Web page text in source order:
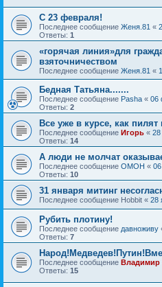
C 23 февраля!
Последнее сообщение Женя.81 «
Ответы: 1
«горячая линия»для
взяточничеством
Последнее сообщение Женя.81 «
Бедная Татьяна.......
Последнее сообщение Pasha « 06
Ответы: 2
Все уже в курсе, как
Последнее сообщение Игорь « 28
Ответы: 14
А люди не молчат
Последнее сообщение OMOH «
Ответы: 10
31 января митинг
Последнее сообщение Hobbit « 28
Рубить плотину!
Последнее сообщение давноживу
Ответы: 7
Последнее сообщение Владимир
Ответы: 15